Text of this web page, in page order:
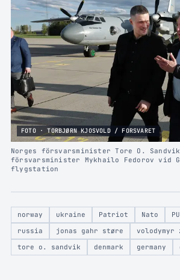
FOTO · TORBJØRN KJOSVOLD / FORSVARET
Norges försvarsminister Tore O.
försvarsminister Mykhailo Fedorov vid
flygstation
norway ukraine Patriot Nato
russia
jonas gahr støre
volodymyr
tore o. sandvik
denmark germany